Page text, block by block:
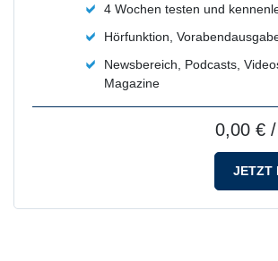
4 Wochen testen und
Hörfunktion,
Newsbereich, Podcasts,
Magazine
0,00 €
JETZT